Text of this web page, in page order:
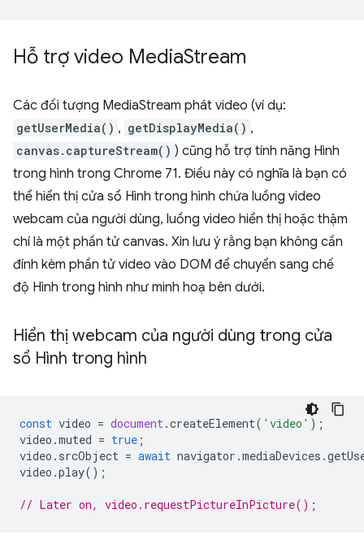
Hỗ trợ video MediaStream
Các đối tượng MediaStream phát video (ví dụ:
getUserMedia() , getDisplayMedia() ,
canvas.captureStream() ) cũng hỗ trợ tính năng Hình
trong hình trong Chrome 71. Điều này có nghĩa là bạn có
thể hiển thị cửa sổ Hình trong hình chứa luồng video
webcam của người dùng, luồng video hiển thị hoặc thậm
chí là một phần tử canvas. Xin lưu ý rằng bạn không cần
đính kèm phần tử video vào DOM để chuyển sang chế
độ Hình trong hình như minh hoạ bên dưới.
Hiển thị webcam của người dùng trong cửa
sổ Hình trong hình
const video = document.createElement( 'video' );
video .muted = true ;
video . srcObject = await navigator .mediaDevices .
video .play();
// Later on, video.requestPictureInPicture();